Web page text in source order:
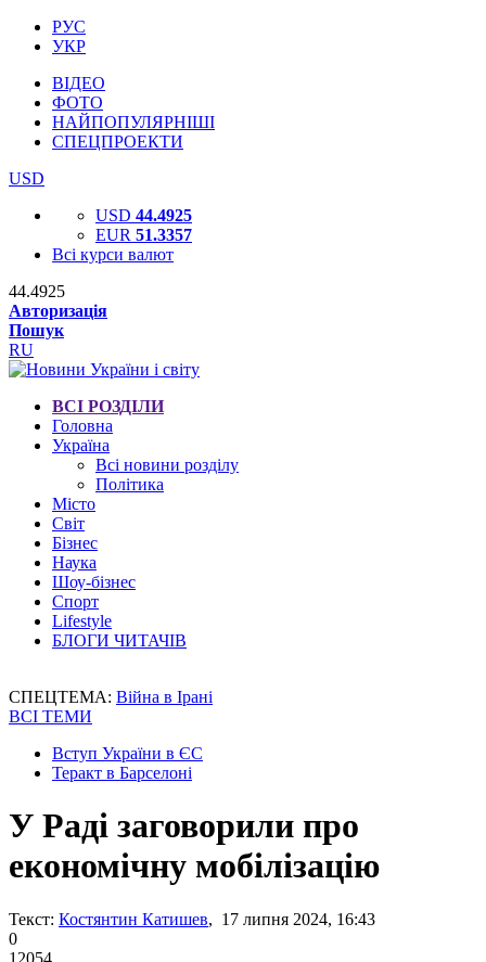
РУС
УКР
ВІДЕО
ФОТО
НАЙПОПУЛЯРНІШІ
СПЕЦПРОЕКТИ
USD
USD 44.4925
EUR 51.3357
Всі курси валют
44.4925
Авторизація
Пошук
RU
ВСІ РОЗДІЛИ
Головна
Україна
Всі новини розділу
Політика
Місто
Світ
Бізнес
Наука
Шоу-бізнес
Спорт
Lifestyle
БЛОГИ ЧИТАЧІВ
СПЕЦТЕМА: Війна в Ірані
ВСІ ТЕМИ
Вступ України в ЄС
Теракт в Барселоні
У Раді заговорили про
економічну мобілізацію
Текст: Костянтин Катишев, 17 липня 2024, 16:43
0
12054